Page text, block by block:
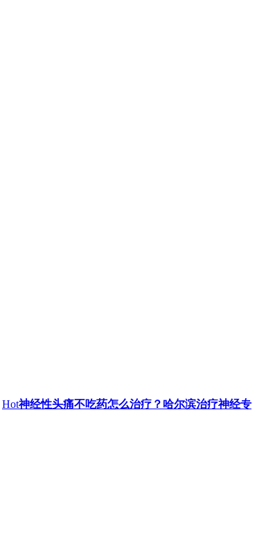
Hot神经性头痛不吃药怎么治疗？哈尔滨治疗神经专